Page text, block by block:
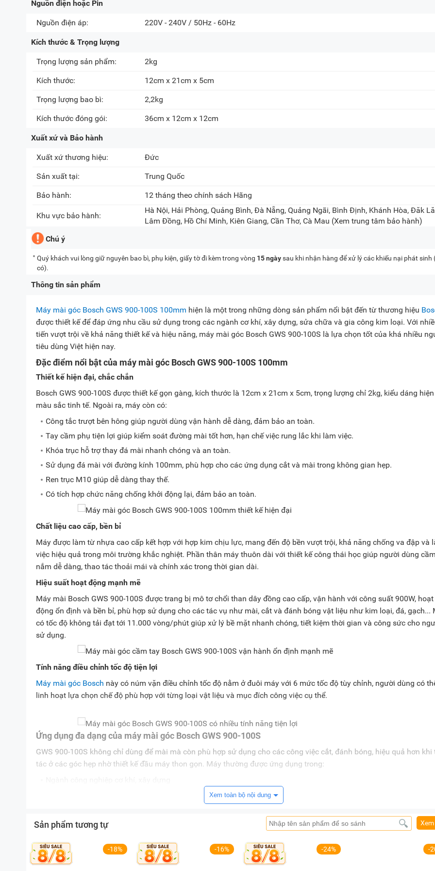
Nguồn điện hoặc Pin
Nguồn điện áp: 220V - 240V / 50Hz - 60Hz
Kích thước & Trọng lượng
Trọng lượng sản phẩm: 2kg
Kích thước: 12cm x 21cm x 5cm
Trọng lượng bao bì: 2,2kg
Kích thước đóng gói: 36cm x 12cm x 12cm
Xuất xứ và Bảo hành
Xuất xứ thương hiệu: Đức
Sản xuất tại: Trung Quốc
Bảo hành: 12 tháng theo chính sách Hãng
Khu vực bảo hành:
Hà Nội, Hải Phòng, Quảng Bình, Đà Nẵng, Quảng Ngãi, Bình Định, Khánh Hòa, Đăk
Lâm Đồng, Hồ Chí Minh, Kiên Giang, Cần Thơ, Cà Mau (Xem trung tâm bảo hành)
Chú ý
Quý khách vui lòng giữ nguyên bao bì, phụ kiện, giấy tờ đi kèm trong vòng 15 ngàysau khi nhận hàng để xử lý các khiếu nại phát sinh
có).
Thông tin sản phẩm
Máy mài góc Bosch GWS 900-100S 100mm hiện là một trong những dòng sản phẩm nổi bật đến từ thương hiệu
được thiết kế để đáp ứng nhu cầu sử dụng trong các ngành cơ khí, xây dựng, sửa chữa và gia công kim loại. Với
tiến vượt trội về khả năng thiết kế và hiệu năng, máy mài góc Bosch GWS 900-100S là lựa chọn tốt của khá nhiều
tiêu dùng Việt hiện nay.
Đặc điểm nổi bật của máy mài góc Bosch GWS 900-100S 100mm
Thiết kế hiện đại, chắc chắn
Bosch GWS 900-100S được thiết kế gọn gàng, kích thước là 12cm x 21cm x 5cm, trọng lượng chỉ 2kg, kiểu dáng
màu sắc tinh tế. Ngoài ra, máy còn có:
Công tắc trượt bên hông giúp người dùng vận hành dễ dàng, đảm bảo an toàn.
Tay cầm phụ tiện lợi giúp kiểm soát đường mài tốt hơn, hạn chế việc rung lắc khi làm việc.
Khóa trục hỗ trợ thay đá mài nhanh chóng và an toàn.
Sử dụng đá mài với đường kính 100mm, phù hợp cho các ứng dụng cắt và mài trong không gian hẹp.
Ren trục M10 giúp dễ dàng thay thế.
Có tích hợp chức năng chống khởi động lại, đảm bảo an toàn.
Chất liệu cao cấp, bền bỉ
Máy được làm từ nhựa cao cấp kết hợp với hợp kim chịu lực, mang đến độ bền vượt trội, khả năng chống va đập và
việc hiệu quả trong môi trường khắc nghiệt. Phần thân máy thuôn dài với thiết kế công thái học giúp người dùng cầm
nắm dễ dàng, thao tác thoải mái và chính xác trong thời gian dài.
Hiệu suất hoạt động mạnh mẽ
Máy mài Bosch GWS 900-100S được trang bị mô tơ chổi than dây đồng cao cấp, vận hành với công suất 900W, hoạt
động ổn định và bền bỉ, phù hợp sử dụng cho các tác vụ như mài, cắt và đánh bóng vật liệu như kim loại, đá, gạch...
có tốc độ không tải đạt tới 11.000 vòng/phút giúp xử lý bề mặt nhanh chóng, tiết kiệm thời gian và công sức cho
sử dụng.
Tính năng điều chỉnh tốc độ tiện lợi
Máy mài góc Bosch này có núm vặn điều chỉnh tốc độ nằm ở đuôi máy với 6 mức tốc độ tùy chỉnh, người dùng có
linh hoạt lựa chọn chế độ phù hợp với từng loại vật liệu và mục đích công việc cụ thể.
Ứng dụng đa dạng của máy mài góc Bosch GWS 900-100S
GWS 900-100S không chỉ dùng để mài mà còn phù hợp sử dụng cho các công việc cắt, đánh bóng, hiệu quả hơn khi
tác ở các góc hẹp nhờ thiết kế đầu máy thon gọn. Máy thường được ứng dụng trong:
Ngoài ra,máy còn được tích hợp chức năng chống khởi động lại, đảm bảo máy không tự động chạy khi có sự cố mất
bất ngờ.
Xem toàn bộ nội dung
Sản phẩm tương tự
-18% -16% -24% -